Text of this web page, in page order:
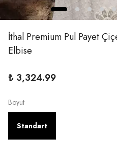
İthal Premium Pul Payet
Elbise
₺ 3,324.99
Boyut
Standart